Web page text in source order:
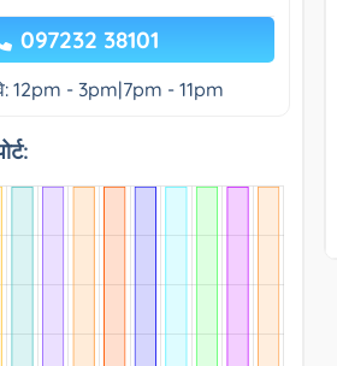
097232 38101
12pm - 3pm|7pm - 11pm